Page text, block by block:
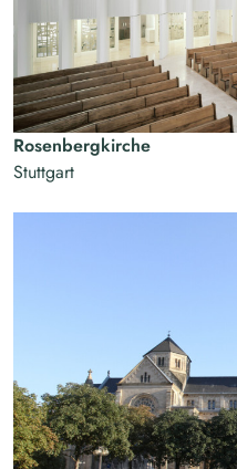
Rosenbergkirche
Stuttgart